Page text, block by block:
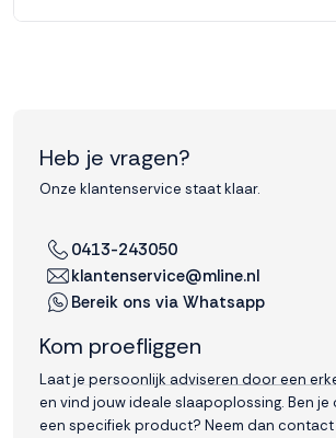
Heb je vragen?
Onze klantenservice staat klaar.
0413-243050
klantenservice@mline.nl
Bereik ons via Whatsapp
Kom proefliggen
Laat je persoonlijk adviseren door een
en vind jouw ideale slaapoplossing. Ben je
een specifiek product? Neem dan